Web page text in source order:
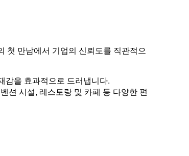
첫 만남에서 기업의 신뢰도를 직관적으
감을 효과적으로 드러냅니다.
션 시설, 레스토랑 및 카페 등 다양한 편